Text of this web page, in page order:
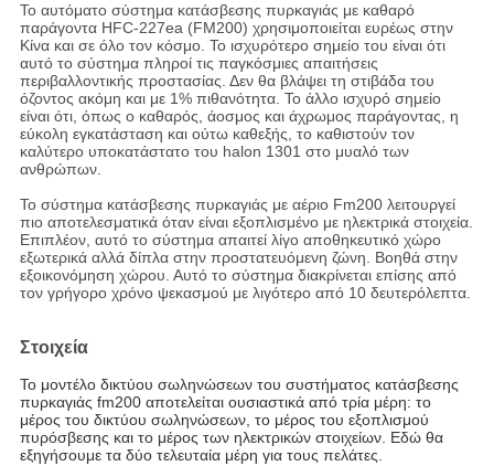
Το αυτόματο σύστημα κατάσβεσης πυρκαγιάς με καθαρό
παράγοντα HFC-227ea (FM200) χρησιμοποιείται ευρέως στην
Κίνα και σε όλο τον κόσμο. Το ισχυρότερο σημείο του είναι ότι
αυτό το σύστημα πληροί τις παγκόσμιες απαιτήσεις
περιβαλλοντικής προστασίας. Δεν θα βλάψει τη στιβάδα του
όζοντος ακόμη και με 1% πιθανότητα. Το άλλο ισχυρό σημείο
είναι ότι, όπως ο καθαρός, άοσμος και άχρωμος παράγοντας, η
εύκολη εγκατάσταση και ούτω καθεξής, το καθιστούν τον
καλύτερο υποκατάστατο του halon 1301 στο μυαλό των
ανθρώπων.
Το σύστημα κατάσβεσης πυρκαγιάς με αέριο Fm200 λειτουργεί
πιο αποτελεσματικά όταν είναι εξοπλισμένο με ηλεκτρικά στοιχεία.
Επιπλέον, αυτό το σύστημα απαιτεί λίγο αποθηκευτικό χώρο
εξωτερικά αλλά δίπλα στην προστατευόμενη ζώνη. Βοηθά στην
εξοικονόμηση χώρου. Αυτό το σύστημα διακρίνεται επίσης από
τον γρήγορο χρόνο ψεκασμού με λιγότερο από 10 δευτερόλεπτα.
Στοιχεία
Το μοντέλο δικτύου σωληνώσεων του συστήματος κατάσβεσης
πυρκαγιάς fm200 αποτελείται ουσιαστικά από τρία μέρη: το
μέρος του δικτύου σωληνώσεων, το μέρος του εξοπλισμού
πυρόσβεσης και το μέρος των ηλεκτρικών στοιχείων. Εδώ θα
εξηγήσουμε τα δύο τελευταία μέρη για τους πελάτες.